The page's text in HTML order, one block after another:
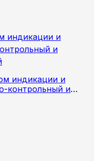
индикации и
контрольный и